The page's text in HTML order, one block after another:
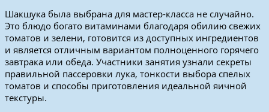
Шакшука была выбрана для мастер-класса не случайно.
Это блюдо богато витаминами благодаря обилию свежих
томатов и зелени, готовится из доступных ингредиентов
и является отличным вариантом полноценного горячего
завтрака или обеда. Участники занятия узнали секреты
правильной пассеровки лука, тонкости выбора спелых
томатов и способы приготовления идеальной яичной
текстуры.